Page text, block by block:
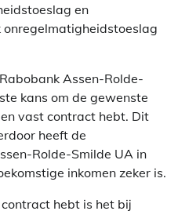
en
Assen-Rolde-
kans om de gewenste
vast contract hebt. Dit
heeft de
Rolde-Smilde UA in
inkomen zeker is.
hebt is het bij